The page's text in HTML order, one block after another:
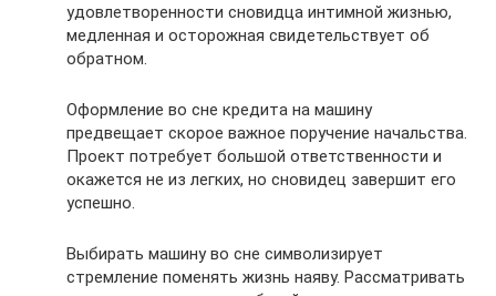
удовлетворенности сновидца интимной жизнью,
медленная и осторожная свидетельствует об
обратном.
Оформление во сне кредита на машину
предвещает скорое важное поручение начальства.
Проект потребует большой ответственности и
окажется не из легких, но сновидец завершит его
успешно.
Выбирать машину во сне символизирует
стремление поменять жизнь наяву. Рассматривать